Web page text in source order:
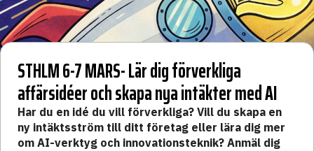
STHLM 6-7 MARS- Lär dig förverkliga
affärsidéer och skapa nya intäkter med AI
Har du en idé du vill förverkliga? Vill du skapa en
ny intäktsström till ditt företag eller lära dig mer
om AI-verktyg och innovationsteknik? Anmäl dig